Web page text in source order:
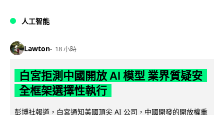
人工智能
Lawton 18 小時
白宮拒測中國開放 AI 模型 業界質疑安
全框架選擇性執行
彭博社報道，白宮通知美國頂尖 AI 公司，中國開發的開放權重